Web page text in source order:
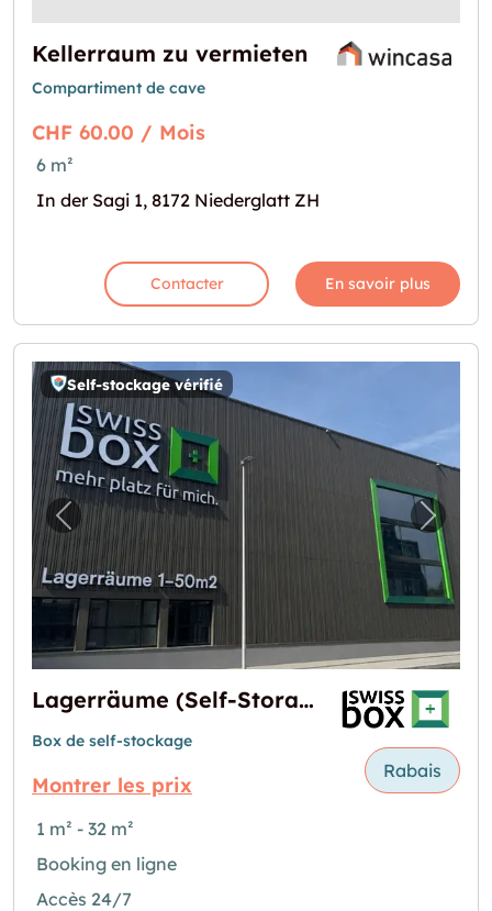
Kellerraum zu vermieten
Compartiment de cave
CHF 60.00 / Mois
6 m²
In der Sagi 1, 8172 Niederglatt ZH
Contacter En savoir plus
Self-stockage vérifié
Image précédente pour "Lagerräume
Lagerräume (Self-Storage) in Dietikon
Box de self-stockage
Montrer les prix
Rabais
1 m² - 32 m²
Booking en ligne
Accès 24/7